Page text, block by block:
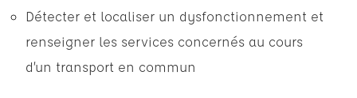
Détecter et localiser un dysfonctionnement et
renseigner les services concernés au cours
d’un transport en commun